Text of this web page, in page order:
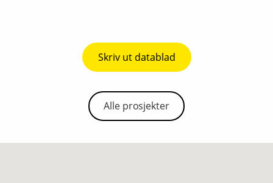
Skriv ut datablad
Alle prosjekter